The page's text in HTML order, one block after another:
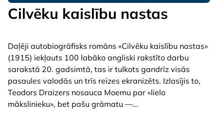
Cilvēku kaislību nastas
Daļēji autobiogrāfisks romāns «Cilvēku kaislību nastas»
(1915) iekļauts 100 labāko angliski rakstīto darbu
sarakstā 20. gadsimtā, tas ir tulkots gandrīz visās
pasaules valodās un trīs reizes ekranizēts. Izlasījis to,
Teodors Draizers nosauca Moemu par «lielo
mākslinieku», bet pašu grāmatu —...